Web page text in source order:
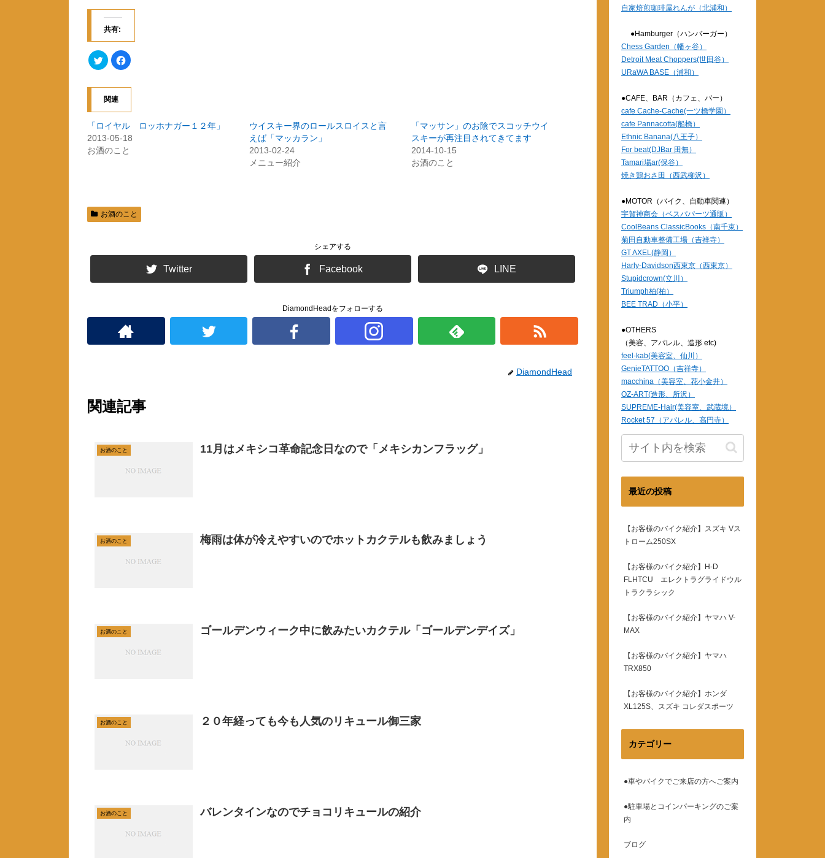
共有:
ク
リ
し
て
T
w
t
e
r
で
ウ
ィ
ン
き
F
a
b
k
共
有
す
る
に
て
く
だ
し
ン
開
き
ま
す
)
関連
「ロイヤル ロッホナガー１２年」
2013-05-18
お酒のこと
ウイスキー界のロールスロイスと言
えば「マッカラン」
2013-02-24
メニュー紹介
「マッサン」のお陰でスコッチウイ
スキーが再注目されてきてます
2014-10-15
お酒のこと
お酒のこと
シェアする
Twitter Facebook LINE
DiamondHeadをフォローする
DiamondHead
関連記事
お酒のこと 11月はメキシコ革命記念日なので「メキシカンフラッグ」
お酒のこと 梅雨は体が冷えやすいのでホットカクテルも飲みましょう
お酒のこと ゴールデンウィーク中に飲みたいカクテル「ゴールデンデイズ」
お酒のこと ２０年経っても今も人気のリキュール御三家
お酒のこと バレンタインなのでチョコリキュールの紹介
自家焙煎珈琲屋れんが（北浦和）
●Hamburger（ハンバーガー）
Chess Garden（幡ヶ谷）
Detroit Meat Choppers(世田谷）
URaWA BASE（浦和）
●CAFE、BAR（カフェ、バー）
cafe Cache-Cache(一ツ橋学園）
cafe Pannacotta(船橋）
Ethnic Banana(八王子）
For beat(DJBar 田無）
Tamari場ar(保谷）
焼き鶏おさ田（西武柳沢）
●MOTOR（バイク、自動車関連）
宇賀神商会（ベスパパーツ通販）
CoolBeans ClassicBooks（南千束）
菊田自動車整備工場（吉祥寺）
GT AXEL(静岡）
Harly-Davidson西東京（西東京）
Stupidcrown(立川）
Triumph柏(柏）
BEE TRAD（小平）
●OTHERS
（美容、アパレル、造形 etc)
feel-kab(美容室、仙川）
GenieTATTOO（吉祥寺）
macchina（美容室、花小金井）
OZ-ART(造形、所沢）
SUPREME-Hair(美容室、武蔵境）
Rocket 57（アパレル、高円寺）
最近の投稿
【お客様のバイク紹介】スズキ Vス
トローム250SX
【お客様のバイク紹介】H-D
FLHTCU エレクトラグライドウル
トラクラシック
【お客様のバイク紹介】ヤマハ V-
MAX
【お客様のバイク紹介】ヤマハ
TRX850
【お客様のバイク紹介】ホンダ
XL125S、スズキ コレダスポーツ
カテゴリー
●車やバイクでご来店の方へご案内
●駐車場とコインパーキングのご案
内
ブログ